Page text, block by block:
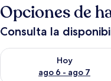
Opciones de
Consulta la
Hoy
ago 6 - ago 7
Consulta la disponibilidad